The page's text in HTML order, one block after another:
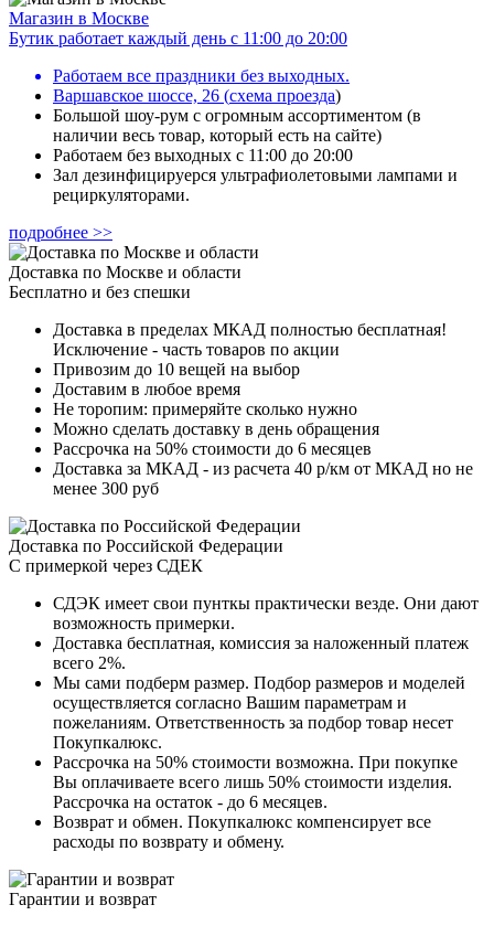
Магазин в Москве
Бутик работает каждый день с 11:00 до 20:00
Работаем все праздники без выходных.
Варшавское шоссе, 26 (схема проезда)
Большой шоу-рум с огромным ассортиментом (в
наличии весь товар, который есть на сайте)
Работаем без выходных с 11:00 до 20:00
Зал дезинфицируерся ультрафиолетовыми лампами и
рециркуляторами.
подробнее >>
Доставка по Москве и области
Бесплатно и без спешки
Доставка в пределах МКАД полностью бесплатная!
Исключение - часть товаров по акции
Привозим до 10 вещей на выбор
Доставим в любое время
Не торопим: примеряйте сколько нужно
Можно сделать доставку в день обращения
Рассрочка на 50% стоимости до 6 месяцев
Доставка за МКАД - из расчета 40 р/км от МКАД но не
менее 300 руб
Доставка по Российской Федерации
С примеркой через СДЕК
СДЭК имеет свои пунткы практически везде. Они дают
возможность примерки.
Доставка бесплатная, комиссия за наложенный платеж
всего 2%.
Мы сами подберм размер. Подбор размеров и моделей
осуществляется согласно Вашим параметрам и
пожеланиям. Ответственность за подбор товар несет
Покупкалюкс.
Рассрочка на 50% стоимости возможна. При покупке
Вы оплачиваете всего лишь 50% стоимости изделия.
Рассрочка на остаток - до 6 месяцев.
Возврат и обмен. Покупкалюкс компенсирует все
расходы по возврату и обмену.
Гарантии и возврат